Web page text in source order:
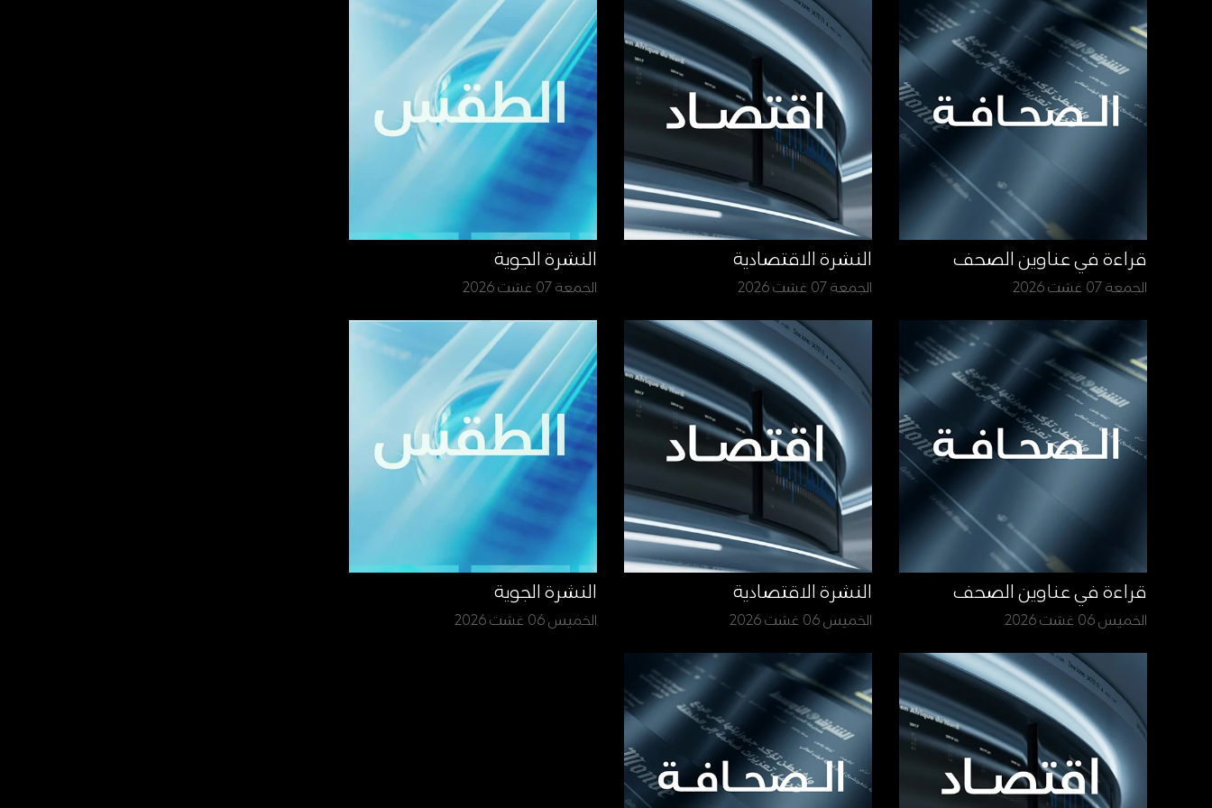
قراءة في عناوين الصحف
الجمعة 07 غشت 2026
النشرة الاقتصادية
الجمعة 07 غشت 2026
النشرة الجوية
الجمعة 07 غشت 2026
قراءة في عناوين الصحف
الخميس 06 غشت 2026
النشرة الاقتصادية
الخميس 06 غشت 2026
النشرة الجوية
الخميس 06 غشت 2026